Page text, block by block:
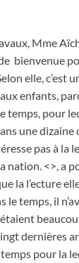
Mme
bienvenue
elle, c’est
enfants,
temps, pour
une dizaine
pas à la
nation. <>, a
la l’ecture
temps, il
dernières
pour la